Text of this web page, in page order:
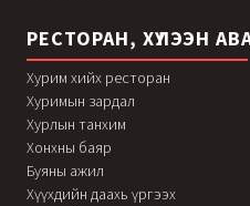
РЕСТОРАН, ХҮЛЭЭН
Хурим хийх ресторан
Хуримын зардал
Хурлын танхим
Хонхны баяр
Буяны ажил
Хүүхдийн даахь үргээх